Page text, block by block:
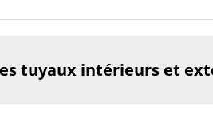
tuyaux intérieurs et